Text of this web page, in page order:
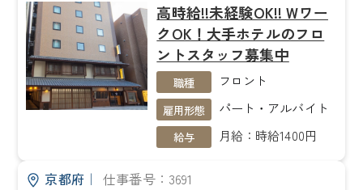
高時給!!未経験OK!! Wワー
クOK！大手ホテルのフロ
ントスタッフ募集中
職種 フロント
雇用形態 パート・アルバイト
給与 月給：時給1400円
京都府｜ 仕事番号：3691